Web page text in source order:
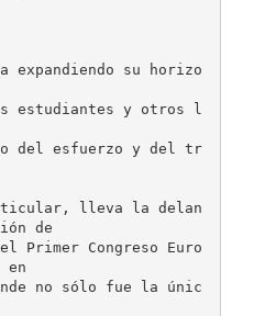
expandiendo su horizo
estudiantes y otros l
del esfuerzo y del tr
lleva la delan
de
Primer Congreso Euro
en
no sólo fue la únic